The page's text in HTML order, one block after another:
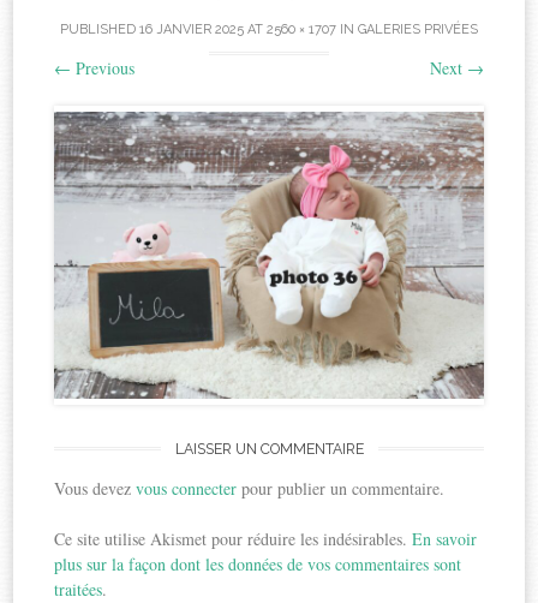
PUBLISHED 16 JANVIER 2025 AT 2560 × 1707 IN GALERIES PRIVÉES
← Previous Next →
LAISSER UN COMMENTAIRE
Vous devezvous connecter pour publier un commentaire.
Ce site utilise Akismet pour réduire les indésirables.En savoir
plus sur la façon dont les données de vos commentaires sont
traitées.